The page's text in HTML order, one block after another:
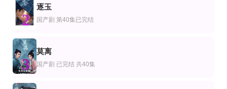
已完结
最后的大亨
已完结
大客栈
全集
招财的我，谁也不惯
完结
谎言是谎言而谎言就是谎言
菊地凛子,锦户亮,竹原和生,盐野瑛久
全集
道爷要飞升
陈外＆刘柠熹＆梁佳琪
完结
飞越十八层
苗侨伟,戚美珍,廖启智
第6集完结
全集
第13集完结
2
逐玉
国产剧 第40集已完结
3
莫离
国产剧 已完结 共40集